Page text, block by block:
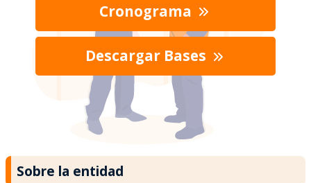
Cronograma
Descargar Bases
Sobre la entidad